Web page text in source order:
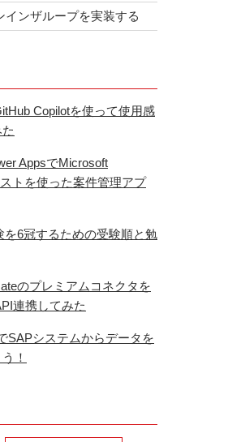
インザループを実装する
Copilotを使って使用感
AppsでMicrosoft
トを使った案件管理アプ
を6冠するための受験順と勉
のプレミアムコネクタを
連携してみた
SAPシステムからデータを
！